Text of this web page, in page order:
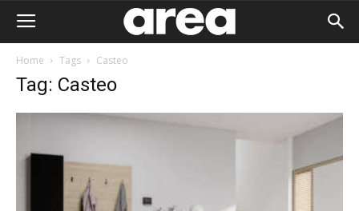
Home Tags Casteo
Tag: Casteo